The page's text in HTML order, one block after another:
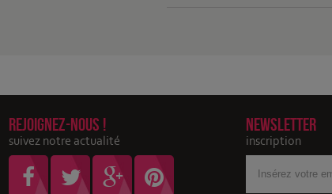
Rejoignez-nous !
suivez notre actualité
Newsletter
inscription
adresse